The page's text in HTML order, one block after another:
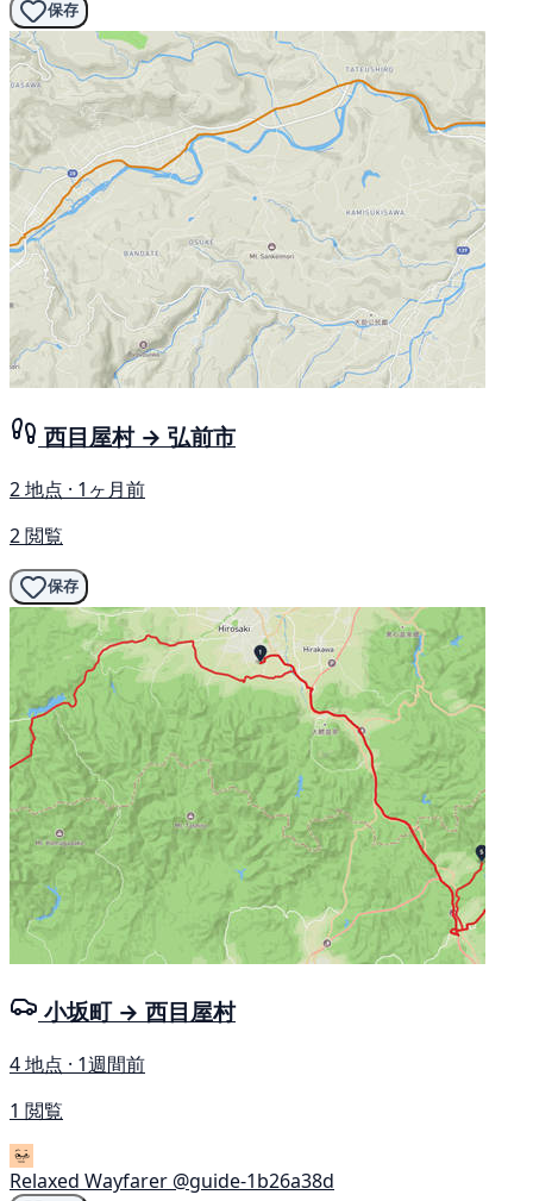
保存
西目屋村 → 弘前市
2 地点 · 1ヶ月前
2 閲覧
保存
小坂町 → 西目屋村
4 地点 · 1週間前
1 閲覧
Relaxed Wayfarer @guide-1b26a38d